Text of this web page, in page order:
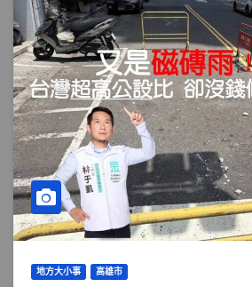
地方大小事 高雄市